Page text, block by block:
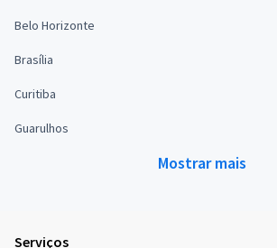
Belo Horizonte
Brasília
Curitiba
Guarulhos
Mostrar mais
Serviços